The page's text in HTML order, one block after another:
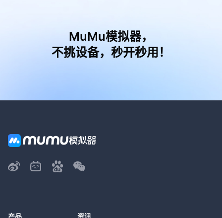
MuMu模拟器，
不挑设备，秒开秒用！
产品 资讯